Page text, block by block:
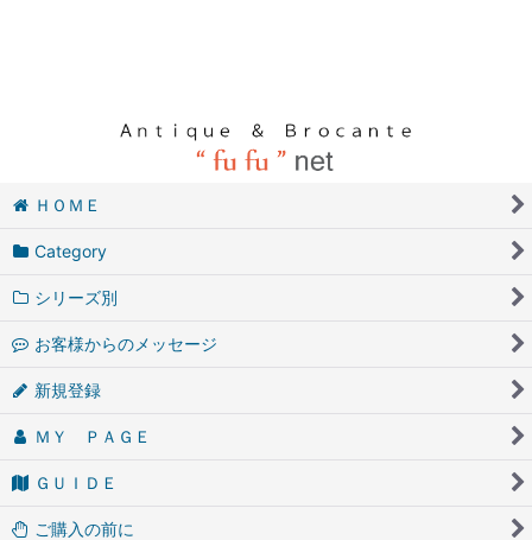
ＨＯＭＥ
Category
シリーズ別
お客様からのメッセージ
新規登録
ＭＹ ＰＡＧＥ
ＧＵＩＤＥ
ご購入の前に